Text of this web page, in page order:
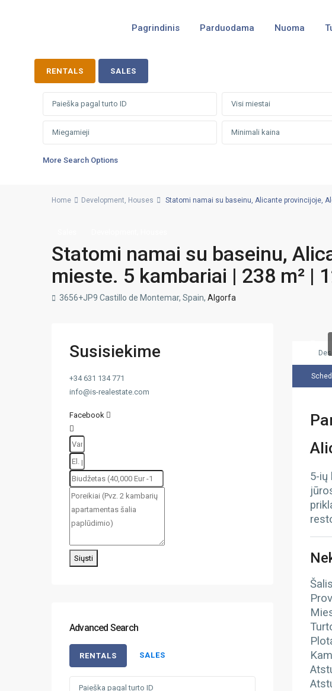
Pagrindinis Parduodama Nuoma
RENTALS SALES
Visi miestai
More Search Options
Home Development, Houses Statomi namai su baseinu, Alicante provincijoje,
Statomi namai su baseinu,
mieste. 5 kambariai | 238 m² |
3656+JP9 Castillo de Montemar, Spain, Algorfa
5-ių
Susisiekime
+34 631 134 771
info@is-realestate.com
Facebook
Siųsti
Advanced Search
RENTALS SALES